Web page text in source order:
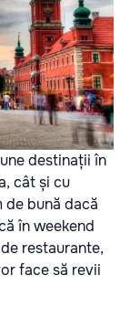
destinații în
cât și cu
bună dacă
în weekend
restaurante,
face să revii